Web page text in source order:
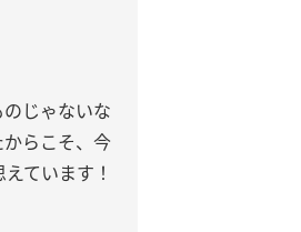
じゃないな
らこそ、今
ています！